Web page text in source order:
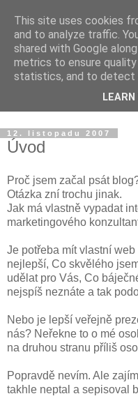
Blog v
O reklamě, médiích,
když se povede nějaká ta
k oslavě sklenkou
12. listopadu 2007
Úvod
Proč jsem začal psát
Otázka zní trochu jinak.
Jak má vlastně vypadat
marketingového
Je potřeba mít vlastní
nejlepší, Co skvělého
udělat pro Vás, Co
nejspíš neznáte a tak
Nebo je lepší veřejně
nás? Neřekne to o mé
na druhou stranu příliš
Popravdě nevím. Ale
takhle neptal a sepisoval
This site uses cookies
and to analyze traffic.
shared with Google
metrics to ensure
statistics, and to detect